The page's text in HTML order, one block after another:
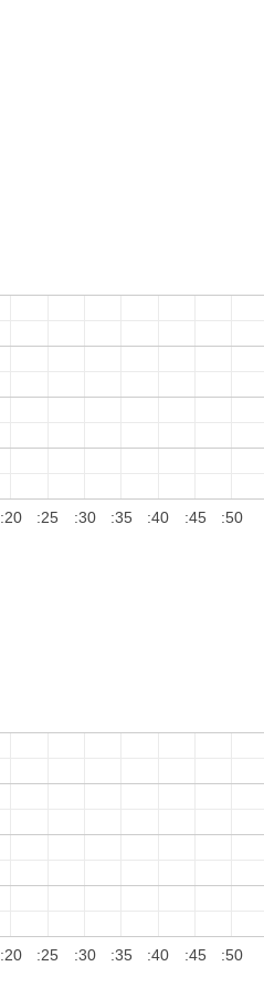
:20 :25 :30 :35 :40 :45 :50
:20 :25 :30 :35 :40 :45 :50